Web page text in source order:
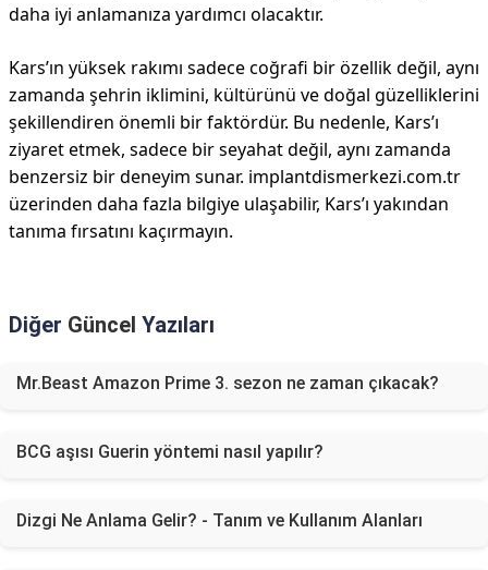
daha iyi anlamanıza yardımcı olacaktır.
Kars’ın yüksek rakımı sadece coğrafi bir özellik değil, aynı
zamanda şehrin iklimini, kültürünü ve doğal güzelliklerini
şekillendiren önemli bir faktördür. Bu nedenle, Kars’ı
ziyaret etmek, sadece bir seyahat değil, aynı zamanda
benzersiz bir deneyim sunar. implantdismerkezi.com.tr
üzerinden daha fazla bilgiye ulaşabilir, Kars’ı yakından
tanıma fırsatını kaçırmayın.
Diğer Güncel Yazıları
Mr.Beast Amazon Prime 3. sezon ne zaman çıkacak?
BCG aşısı Guerin yöntemi nasıl yapılır?
Dizgi Ne Anlama Gelir? - Tanım ve Kullanım Alanları